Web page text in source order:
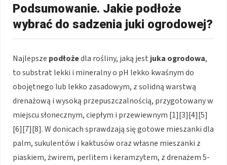
Podsumowanie. Jakie podłoże
wybrać do sadzenia juki ogrodowej?
Najlepsze podłożedla rośliny, jaką jest juka ogrodowa,
to substrat lekki i mineralny o pH lekko kwaśnym do
obojętnego lub lekko zasadowym, z solidną warstwą
drenażową i wysoką przepuszczalnością, przygotowany w
miejscu słonecznym, ciepłym i przewiewnym [1][3][4][5]
[6][7][8]. W donicach sprawdzają się gotowe mieszanki dla
palm, sukulentów i kaktusów oraz własne mieszanki z
piaskiem, żwirem, perlitem i keramzytem, z drenażem 5-